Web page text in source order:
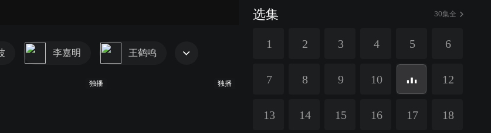
选集 30集全
1 2 3 4 5 6
7 8 9 10 12
13 14 15 16 17 18
李嘉明 王鹤鸣
独播 独播